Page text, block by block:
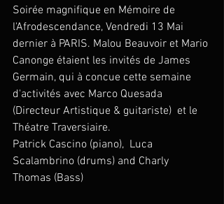
Soirée magnifique en Mémoire de
l'Afrodescendance, Vendredi 13 Mai
dernier à PARIS. Malou Beauvoir et Mario
Canonge étaient les invités de James
Germain, qui à concue cette semaine
d'activités avec Marco Quesada
(Directeur Artistique & guitariste)  et le
Théatre Traversiaire.
Patrick Cascino (piano),  Luca
Scalambrino (drums) and Charly
Thomas (Bass)